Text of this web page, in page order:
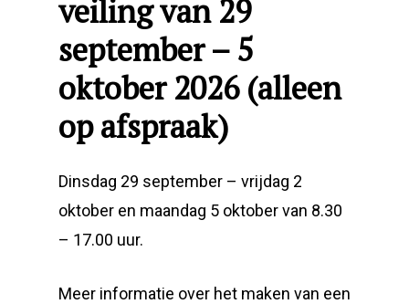
veiling van 29
september – 5
oktober 2026 (alleen
op afspraak)
Dinsdag 29 september – vrijdag 2
oktober en maandag 5 oktober van 8.30
– 17.00 uur.
Meer informatie over het maken van een